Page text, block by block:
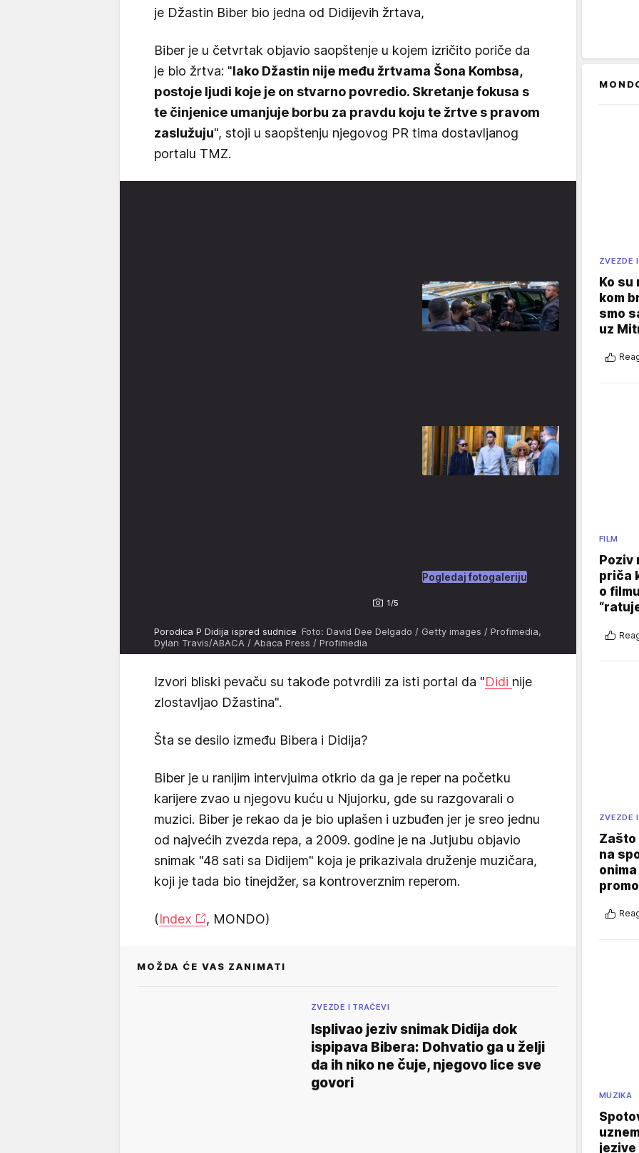
je Džastin Biber bio jedna od Didijevih žrtava,
Biber je u četvrtak objavio saopštenje u kojem izričito poriče da
je bio žrtva: "Iako Džastin nije među žrtvama Šona Kombsa,
postoje ljudi koje je on stvarno povredio. Skretanje fokusa s
te činjenice umanjuje borbu za pravdu koju te žrtve s pravom
zaslužuju", stoji u saopštenju njegovog PR tima dostavljanog
portalu TMZ.
1/5
Pogledaj fotogaleriju
Porodica P Didija ispred sudnice Foto: David Dee Delgado / Getty images / Profimedia,
Dylan Travis/ABACA / Abaca Press / Profimedia
Izvori bliski pevaču su takođe potvrdili za isti portal da "Didi nije
zlostavljao Džastina".
Šta se desilo između Bibera i Didija?
Biber je u ranijim intervjuima otkrio da ga je reper na početku
karijere zvao u njegovu kuću u Njujorku, gde su razgovarali o
muzici. Biber je rekao da je bio uplašen i uzbuđen jer je sreo jednu
od najvećih zvezda repa, a 2009. godine je na Jutjubu objavio
snimak "48 sati sa Didijem" koja je prikazivala druženje muzičara,
koji je tada bio tinejdžer, sa kontroverznim reperom.
(Index , MONDO)
MOŽDA ĆE VAS ZANIMATI
ZVEZDE I TRAČEVI
Isplivao jeziv snimak Didija dok
ispipava Bibera: Dohvatio ga u želji
da ih niko ne čuje, njegovo lice sve
govori
ZVEZDE
Ko su
kom
smo
uz
FILM
Poziv
priča
o
ZVEZDE
Zašto
na
MUZIKA
jezive